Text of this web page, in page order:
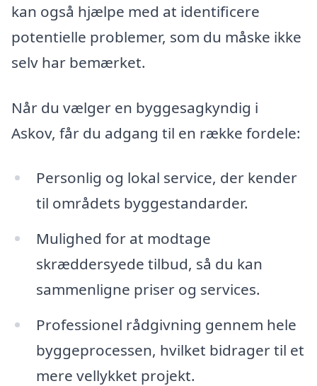
kan også hjælpe med at identificere
potentielle problemer, som du måske ikke
selv har bemærket.
Når du vælger en byggesagkyndig i
Askov, får du adgang til en række fordele:
Personlig og lokal service, der kender
til områdets byggestandarder.
Mulighed for at modtage
skræddersyede tilbud, så du kan
sammenligne priser og services.
Professionel rådgivning gennem hele
byggeprocessen, hvilket bidrager til et
mere vellykket projekt.